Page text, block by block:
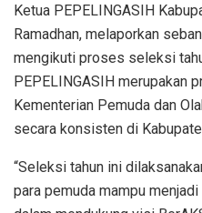
Ketua PEPELINGASIH
Ramadhan, melaporkan
mengikuti proses seleksi
PEPELINGASIH merupakan
Kementerian Pemuda dan
secara konsisten di
“Seleksi tahun ini
para pemuda mampu